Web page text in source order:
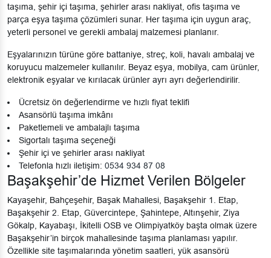
taşıma, şehir içi taşıma, şehirler arası nakliyat, ofis taşıma ve
parça eşya taşıma çözümleri sunar. Her taşıma için uygun araç,
yeterli personel ve gerekli ambalaj malzemesi planlanır.
Eşyalarınızın türüne göre battaniye, streç, koli, havalı ambalaj ve
koruyucu malzemeler kullanılır. Beyaz eşya, mobilya, cam ürünler,
elektronik eşyalar ve kırılacak ürünler ayrı ayrı değerlendirilir.
Ücretsiz ön değerlendirme ve hızlı fiyat teklifi
Asansörlü taşıma imkânı
Paketlemeli ve ambalajlı taşıma
Sigortalı taşıma seçeneği
Şehir içi ve şehirler arası nakliyat
Telefonla hızlı iletişim: 0534 934 87 08
Başakşehir’de Hizmet Verilen Bölgeler
Kayaşehir, Bahçeşehir, Başak Mahallesi, Başakşehir 1. Etap,
Başakşehir 2. Etap, Güvercintepe, Şahintepe, Altınşehir, Ziya
Gökalp, Kayabaşı, İkitelli OSB ve Olimpiyatköy başta olmak üzere
Başakşehir’in birçok mahallesinde taşıma planlaması yapılır.
Özellikle site taşımalarında yönetim saatleri, yük asansörü